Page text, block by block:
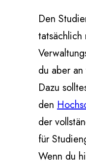
Den
tatsächlich
du aber
Dazu
den
der
für
Wenn du